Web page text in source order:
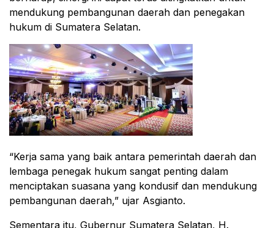
mendukung pembangunan daerah dan penegakan
hukum di Sumatera Selatan.
“Kerja sama yang baik antara pemerintah daerah dan
lembaga penegak hukum sangat penting dalam
menciptakan suasana yang kondusif dan mendukung
pembangunan daerah,” ujar Asgianto.
Sementara itu, Gubernur Sumatera Selatan, H.